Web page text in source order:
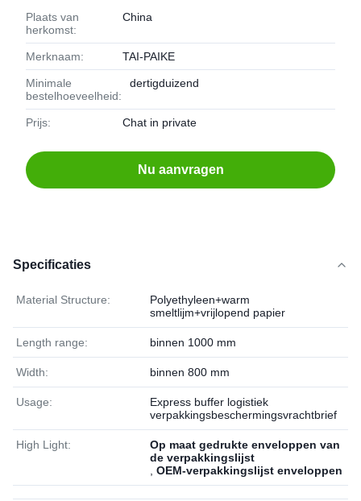
Plaats van
herkomst:
China
Merknaam: TAI-PAIKE
Minimale
bestelhoeveelheid:
dertigduizend
Prijs: Chat in private
Nu aanvragen
Specificaties
Material Structure:
Polyethyleen+warm
smeltlijm+vrijlopend papier
Length range: binnen 1000 mm
Width: binnen 800 mm
Usage:
Express buffer logistiek
verpakkingsbeschermingsvrachtbrief
High Light:
Op maat gedrukte enveloppen van
de verpakkingslijst
OEM-verpakkingslijst enveloppen